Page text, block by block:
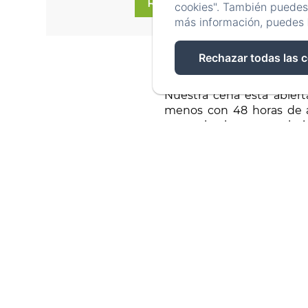
RESERVAR
Nuestra cena está
menos con 48 horas de
contrario, si es
cookies". También
más información, puedes
Rechazar todas las